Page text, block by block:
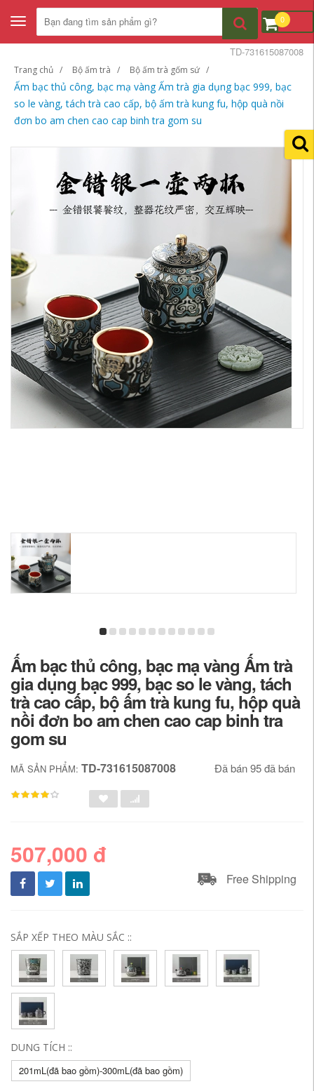
Toggle
navigation
0
Trang chủ Bộ ấm trà Bộ ấm trà gốm sứ
Ấm bạc thủ công, bạc mạ vàng Ấm trà gia dụng bạc 999, bạc
so le vàng, tách trà cao cấp, bộ ấm trà kung fu, hộp quà nồi
đơn bo am chen cao cap binh tra gom su
TD-731615087008
Ấm bạc thủ công, bạc mạ vàng Ấm trà
gia dụng bạc 999, bạc so le vàng, tách
trà cao cấp, bộ ấm trà kung fu, hộp quà
nồi đơn bo am chen cao cap binh tra
gom su
MÃ SẢN PHẨM: TD-731615087008 Đã bán 95 đã bán
507,000 đ
Free Shipping
SẮP XẾP THEO MÀU SẮC ::
DUNG TÍCH ::
201mL(đã bao gồm)-300mL(đã bao gồm)